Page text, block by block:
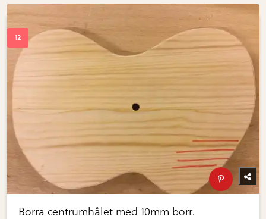
Borra centrumhålet med 10mm borr.